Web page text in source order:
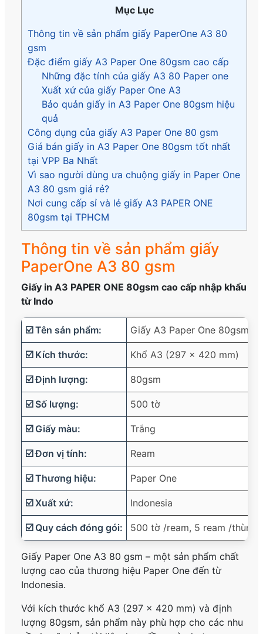
Mục Lục
Thông tin về sản phẩm giấy PaperOne A3 80
gsm
Đặc điểm giấy A3 Paper One 80gsm cao cấp
Những đặc tính của giấy A3 80 Paper one
Xuất xứ của giấy Paper One A3
Bảo quản giấy in A3 Paper One 80gsm hiệu
quả
Công dụng của giấy A3 Paper One 80 gsm
Giá bán giấy in A3 Paper One 80gsm tốt nhất
tại VPP Ba Nhất
Vì sao người dùng ưa chuộng giấy in Paper One
A3 80 gsm giá rẻ?
Nơi cung cấp sỉ và lẻ giấy A3 PAPER ONE
80gsm tại TPHCM
Thông tin về sản phẩm giấy
PaperOne A3 80 gsm
Giấy in A3 PAPER ONE 80gsm cao cấp nhập khẩu
từ Indo
☑️ Tên sản phẩm: Giấy A3 Paper One 80gsm
☑️ Kích thước: Khổ A3 (297 x 420 mm)
☑️ Định lượng: 80gsm
☑️ Số lượng: 500 tờ
☑️ Giấy màu: Trắng
☑️ Đơn vị tính: Ream
☑️ Thương hiệu: Paper One
☑️ Xuất xứ: Indonesia
☑️ Quy cách đóng gói: 500 tờ /ream, 5 ream /thùng
☑️ Ứng dụng: in văn bản, tài liệu, hợp
☑️ Trọng lượng: Khoảng 4.8kg /ream, 24kg /
Giấy Paper One A3 80 gsm – một sản phẩm chất
lượng cao của thương hiệu Paper One đến từ
Indonesia.
Với kích thước khổ A3 (297 x 420 mm) và định
lượng 80gsm, sản phẩm này phù hợp cho các nhu